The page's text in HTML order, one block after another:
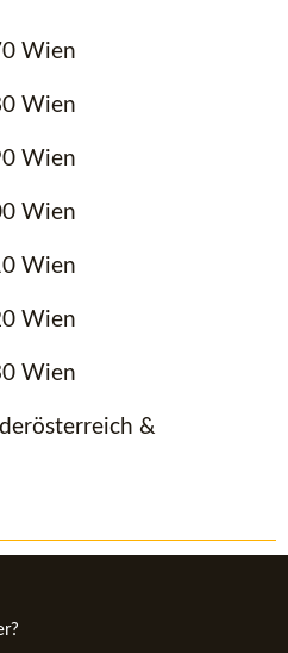
Wien
Wien
Wien
Wien
Wien
Wien
Wien
&